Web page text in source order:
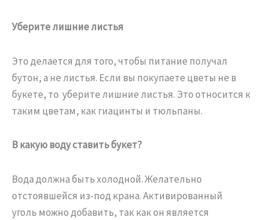
Уберите лишние листья
Это делается для того, чтобы питание получал
бутон, а не листья. Если вы покупаете цветы не в
букете, то уберите лишние листья. Это относится к
таким цветам, как гиацинты и тюльпаны.
В какую воду ставить букет?
Вода должна быть холодной. Желательно
отстоявшейся из-под крана. Активированный
уголь можно добавить, так как он является